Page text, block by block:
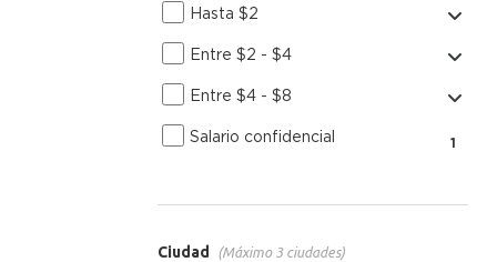
Hasta $2
Entre $2 - $4
Entre $4 - $8
Salario confidencial 1
Ciudad (Máximo 3 ciudades)